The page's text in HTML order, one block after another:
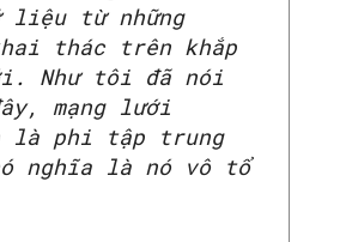
liệu từ những
thác trên khắp
Như tôi đã nói
mạng lưới
là phi tập trung
nghĩa là nó vô tổ